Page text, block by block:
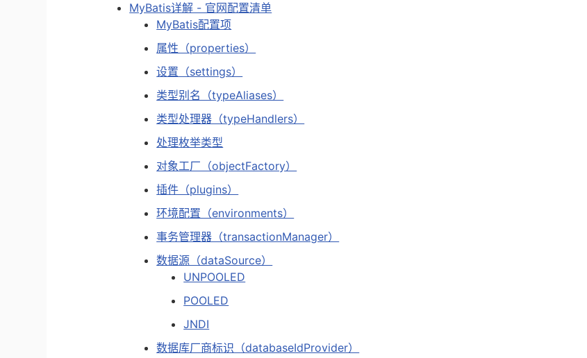
MyBatis详解 - 官网配置清单
MyBatis配置项
属性（properties）
设置（settings）
类型别名（typeAliases）
类型处理器（typeHandlers）
处理枚举类型
对象工厂（objectFactory）
插件（plugins）
环境配置（environments）
事务管理器（transactionManager）
数据源（dataSource）
UNPOOLED
POOLED
JNDI
数据库厂商标识（databaseIdProvider）